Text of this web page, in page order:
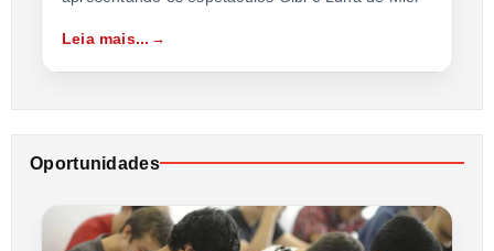
Leia mais...
Oportunidades